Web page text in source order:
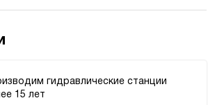
гидравлические станции
15 лет